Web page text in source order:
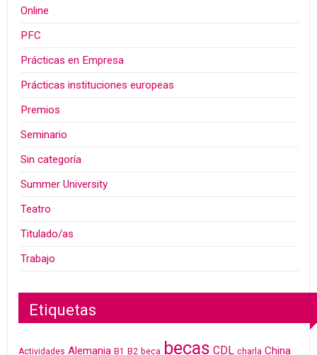
Online
PFC
Prácticas en Empresa
Prácticas instituciones europeas
Premios
Seminario
Sin categoría
Summer University
Teatro
Titulado/as
Trabajo
Etiquetas
Actividades Alemania B1 B2 beca becas CDL charla China